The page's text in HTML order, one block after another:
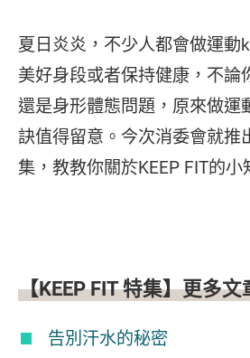
夏日炎炎，不少人都會做運動
美好身段或者保持健康，不論
還是身形體態問題，原來做運
訣值得留意。今次消委會就推
集，教教你關於KEEP FIT的小
【KEEP FIT 特集】更多文
告別汗水的秘密